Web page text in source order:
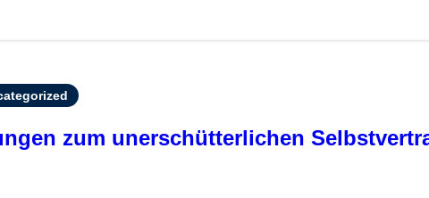
zum unerschütterlichen